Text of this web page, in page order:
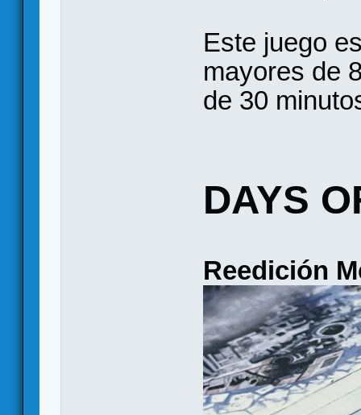
Este juego
mayores de
de 30
DAYS
Reedición